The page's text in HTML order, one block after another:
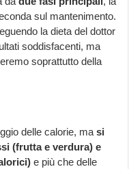
sul mantenimento.
la dieta del dottor
soddisfacenti, ma
soprattutto della
delle calorie, masi
(frutta e verdura) e
e più che delle